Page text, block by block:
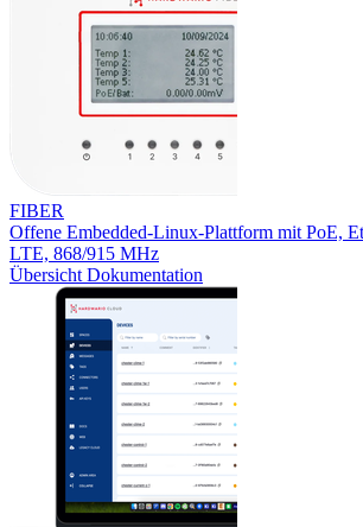
FIBER
Offene Embedded-Linux-Plattform mit PoE,
LTE, 868/915 MHz
Übersicht Dokumentation